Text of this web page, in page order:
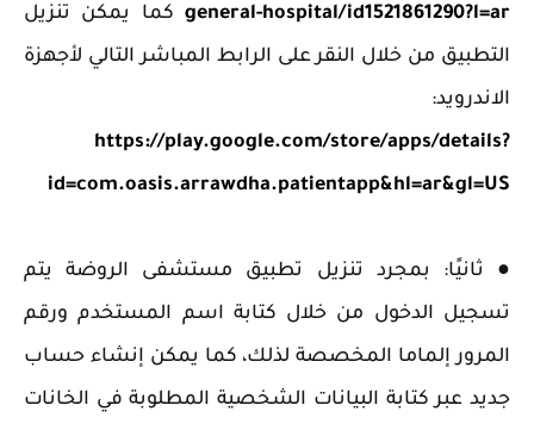
general-hospital/id1521861290?l=ar كما يمكن تنزيل
التطبيق من خلال النقر على الرابط المباشر التالي لأجهزة
الاندرويد:
https://play.google.com/store/apps/details?
id=com.oasis.arrawdha.patientapp&hl=ar&gl=US
● ثانيًا: بمجرد تنزيل تطبيق مستشفى الروضة يتم
تسجيل الدخول من خلال كتابة اسم المستخدم ورقم
المرور إلماما المخصصة لذلك، كما يمكن إنشاء حساب
جديد عبر كتابة البيانات الشخصية المطلوبة في الخانات